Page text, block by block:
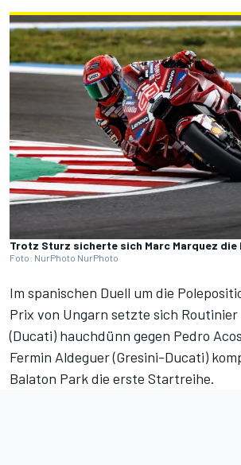
Trotz Sturz sicherte sich Marc Marquez
Foto: NurPhoto NurPhoto
Im spanischen Duell um die
Prix von Ungarn setzte sich Routinier
(Ducati) hauchdünn gegen Pedro
Fermin Aldeguer (Gresini-Ducati)
Balaton Park die erste Startreihe.